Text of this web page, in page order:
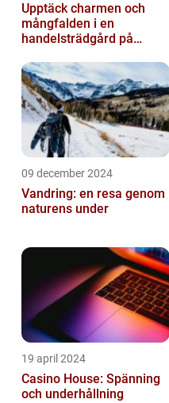
Upptäck charmen och
mångfalden i en
handelsträdgård på
09 december 2024
Vandring: en resa genom
naturens under
19 april 2024
Casino House: Spänning
och underhållning